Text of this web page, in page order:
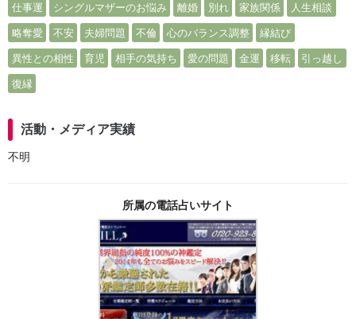
仕事運 シングルマザーのお悩み 離婚 別れ 家族関係 人生相談
略奪愛 不安 夫婦問題 不倫 心のバランス調整 縁結び
異性との相性 育児 相手の気持ち 愛の問題 金運 移転 引っ越し
復縁
活動・メディア実績
不明
所属の電話占いサイト